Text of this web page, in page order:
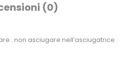
(0)
. non asciugare nell’asciugatrice